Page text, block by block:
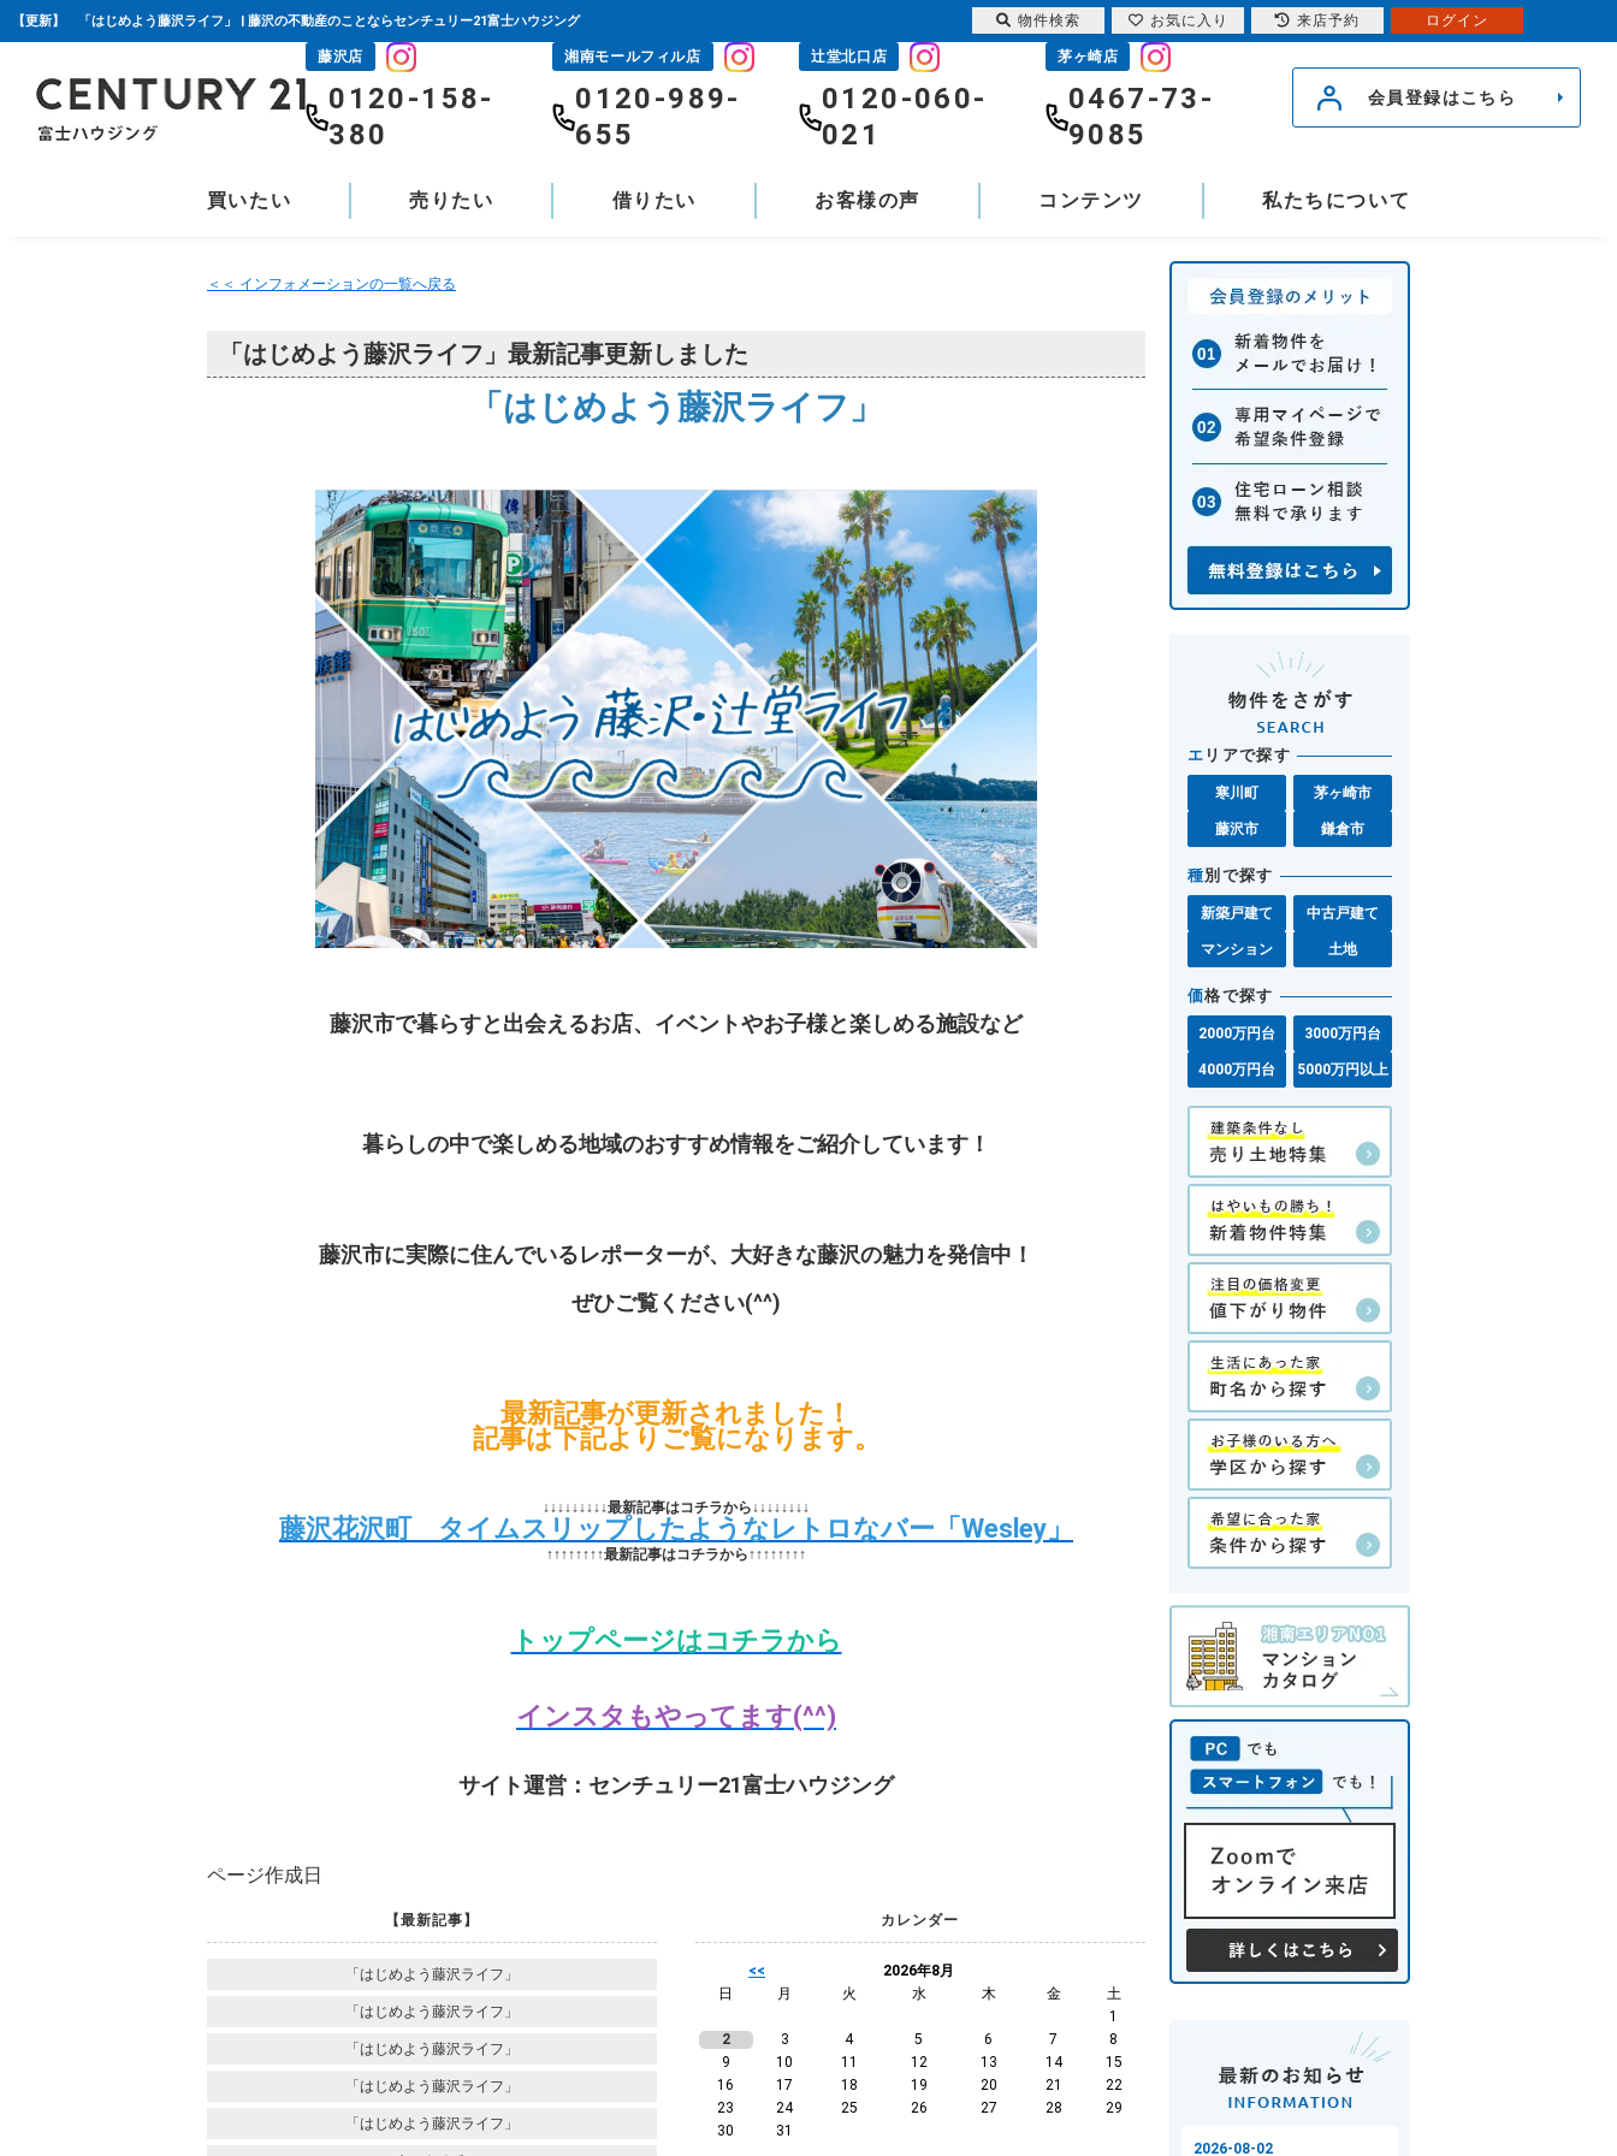
【更新】 「はじめよう藤沢ライフ」 | 藤沢の不動産のことならセンチュリー21富士ハウジング
藤沢店
0120-158-
380
湘南モールフィル店
0120-989-
655
辻堂北口店
0120-060-
021
茅ヶ崎店
0467-73-
9085
会員登録はこちら
買いたい 売りたい 借りたい お客様の声 コンテンツ 私たちについて
＜＜ インフォメーションの一覧へ戻る
「はじめよう藤沢ライフ」最新記事更新しました
「はじめよう藤沢ライフ」
藤沢市で暮らすと出会えるお店、イベントやお子様と楽しめる施設など
暮らしの中で楽しめる地域のおすすめ情報をご紹介しています！
藤沢市に実際に住んでいるレポーターが、大好きな藤沢の魅力を発信中！
ぜひご覧ください(^^)
最新記事が更新されました！
記事は下記よりご覧になります。
↓↓↓↓↓↓↓↓↓最新記事はコチラから↓↓↓↓↓↓↓↓
藤沢花沢町 タイムスリップしたようなレトロなバー「Wesley」
↑↑↑↑↑↑↑↑最新記事はコチラから↑↑↑↑↑↑↑↑
トップページはコチラから
インスタもやってます(^^)
サイト運営：センチュリー21富士ハウジング
ページ作成日
【最新記事】
「はじめよう藤沢ライフ」
「はじめよう藤沢ライフ」
「はじめよう藤沢ライフ」
「はじめよう藤沢ライフ」
「はじめよう藤沢ライフ」
カレンダー
<<
2026年8月
日
月 火 水 木 金
土
1
2
3 4 5 6 7
8
9
10 11 12 13 14
15
16
17 18 19 20 21
22
23
24 25 26 27 28
29
30
31
エ リアで探す
寒川町 茅ヶ崎市
藤沢市 鎌倉市
種別で探す
新築戸建て 中古戸建て
マンション 土地
価格で探す
2000万円台 3000万円台
4000万円台 5000万円以上
物件検索 お気に入り 来店予約 ログイン